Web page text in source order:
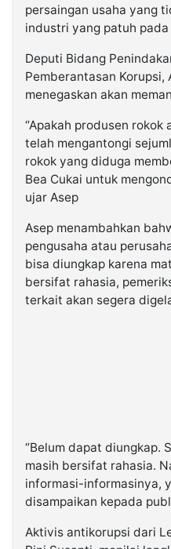
persaingan usaha yang
industri yang patuh
Deputi Bidang
Pemberantasan Korupsi,
menegaskan akan
“Apakah produsen rokok
telah mengantongi
rokok yang diduga
Bea Cukai untuk
ujar Asep
Asep menambahkan
pengusaha atau
bisa diungkap karena
bersifat rahasia,
terkait akan segera
“Belum dapat diungkap.
masih bersifat rahasia.
informasi-informasinya,
disampaikan kepada
Aktivis antikorupsi dari